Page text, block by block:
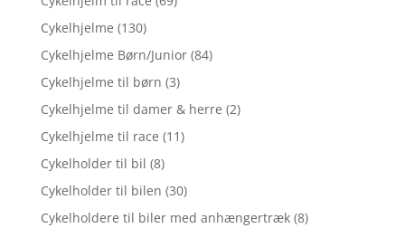
Cykelhjelme (130)
Cykelhjelme Børn/Junior (84)
Cykelhjelme til børn (3)
Cykelhjelme til damer & herre (2)
Cykelhjelme til race (11)
Cykelholder til bil (8)
Cykelholder til bilen (30)
Cykelholdere til biler med anhængertræk (8)